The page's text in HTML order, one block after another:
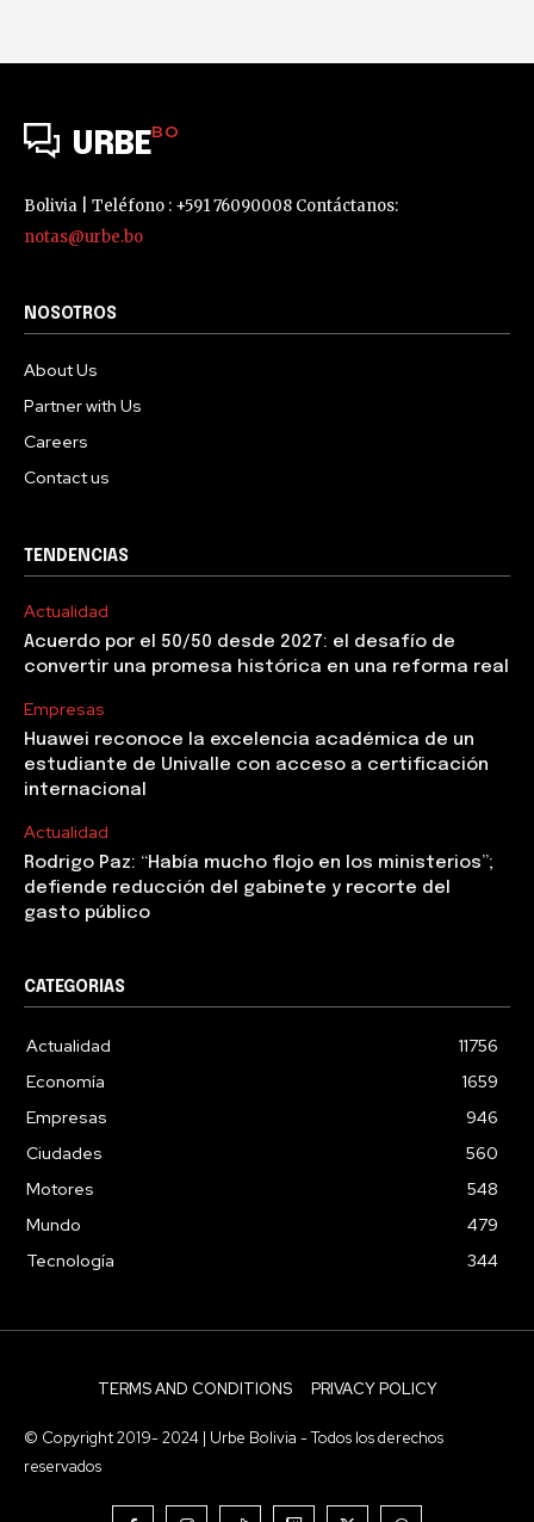
URBEBO
Bolivia | Teléfono : +591 76090008 Contáctanos:
notas@urbe.bo
NOSOTROS
About Us
Partner with Us
Careers
Contact us
TENDENCIAS
Actualidad
Acuerdo por el 50/50 desde 2027: el desafío de
convertir una promesa histórica en una reforma real
Empresas
Huawei reconoce la excelencia académica de un
estudiante de Univalle con acceso a certificación
internacional
Actualidad
Rodrigo Paz: “Había mucho flojo en los ministerios”;
defiende reducción del gabinete y recorte del
gasto público
CATEGORIAS
Actualidad
11756
Economía
1659
Empresas
946
Ciudades
560
Motores
548
Mundo
479
Tecnología
344
TERMS AND CONDITIONS PRIVACY POLICY
© Copyright 2019- 2024 | Urbe Bolivia - Todos los derechos
reservados